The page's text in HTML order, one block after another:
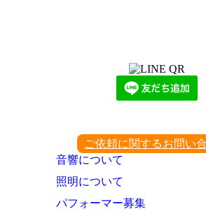
ご依頼に関するお問い
音響について
照明について
パフォーマー募集